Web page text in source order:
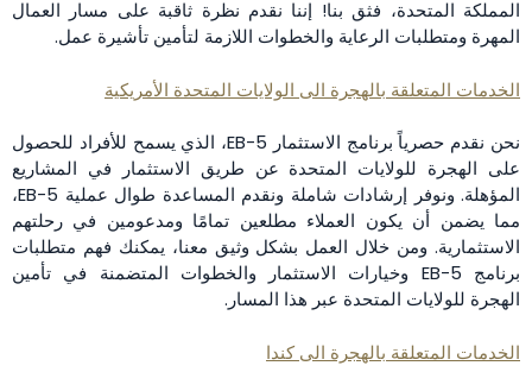
المملكة المتحدة، فثق بنا! إننا نقدم نظرة ثاقبة على مسار العمال
المهرة ومتطلبات الرعاية والخطوات اللازمة لتأمين تأشيرة عمل.
الخدمات المتعلقة بالهجرة الى الولايات المتحدة الأمريكية
نحن نقدم حصرياً برنامج الاستثمار EB-5، الذي يسمح للأفراد للحصول
على الهجرة للولايات المتحدة عن طريق الاستثمار في المشاريع
المؤهلة. ونوفر إرشادات شاملة ونقدم المساعدة طوال عملية EB-5،
مما يضمن أن يكون العملاء مطلعين تمامًا ومدعومين في رحلتهم
الاستثمارية. ومن خلال العمل بشكل وثيق معنا، يمكنك فهم متطلبات
برنامج EB-5 وخيارات الاستثمار والخطوات المتضمنة في تأمين
الهجرة للولايات المتحدة عبر هذا المسار.
الخدمات المتعلقة بالهجرة الى كندا